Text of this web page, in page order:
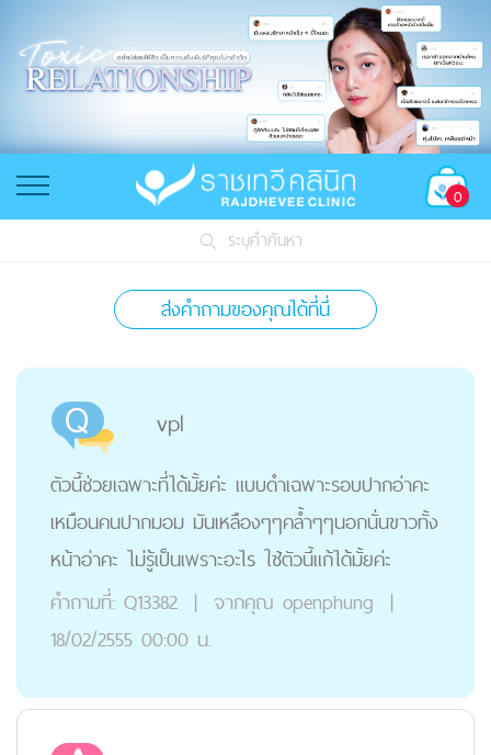
0
ระบุคำค้นหา
ส่งคำถามของคุณได้ที่นี่
vpl
ตัวนี้ช่วยเฉพาะที่ได้มั้ยค่ะ แบบดำเฉพาะรอบปากอ่าคะ
เหมือนคนปากมอม มันเหลืองๆๆคล้ำๆๆนอกนั่นขาวทั้ง
หน้าอ่าคะ ไม่รู้เป็นเพราะอะไร ใช้ตัวนี้แก้ได้มั้ยค่ะ
คำถามที่: Q13382 | จากคุณ openphung |
18/02/2555 00:00 น.